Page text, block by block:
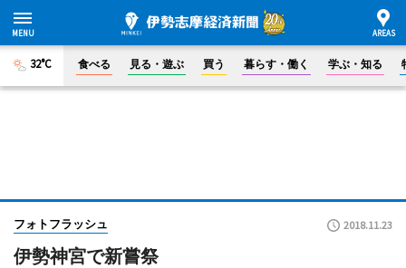
32°C 食べる 見る・遊ぶ 買う 暮らす・働く 学ぶ・知る
フォトフラッシュ 2018.11.23
伊勢神宮で新嘗祭